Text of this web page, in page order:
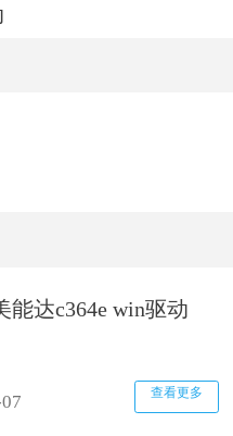
能达c364e win驱动
查看更多